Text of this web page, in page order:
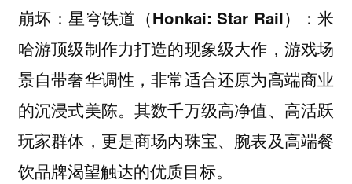
崩坏：星穹铁道（Honkai: Star Rail）：米
哈游顶级制作力打造的现象级大作，游戏场
景自带奢华调性，非常适合还原为高端商业
的沉浸式美陈。其数千万级高净值、高活跃
玩家群体，更是商场内珠宝、腕表及高端餐
饮品牌渴望触达的优质目标。